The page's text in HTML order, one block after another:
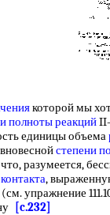
которой мы
полноты реакций
единицы объема
степени
разумеется,
контакта,
(см. упражнение
[c.232]